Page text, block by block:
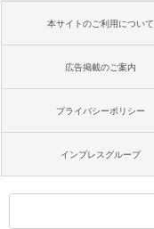
本サイトのご利用について
広告掲載のご案内
プライバシーポリシー
インプレスグループ